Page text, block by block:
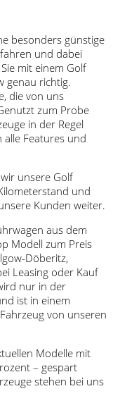
besonders günstige
und dabei
mit einem Golf
genau richtig.
die von uns
zum Probe
in der Regel
alle Features und
unsere Golf
und
Kunden weiter.
aus dem
Modell zum Preis
Döberitz,
Leasing oder Kauf
nur in der
ist in einem
von unseren
Modelle mit
– gespart
stehen bei uns